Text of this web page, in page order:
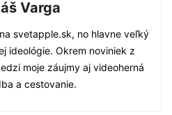
Varga
svetapple.sk, no hlavne veľký
ideológie. Okrem noviniek z
moje záujmy aj videoherná
a cestovanie.